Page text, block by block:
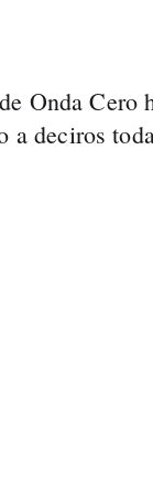
Onda Cero
deciros